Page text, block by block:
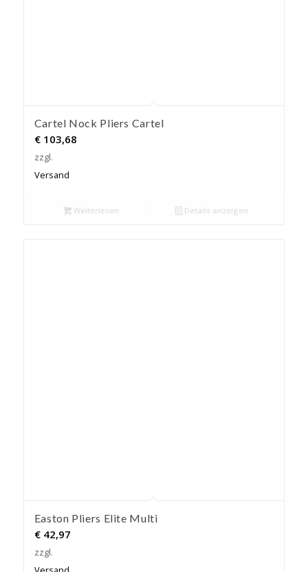
Cartel Nock Pliers Cartel
€103,68
zzgl.
Versand
Weiterlesen Details anzeigen
Easton Pliers Elite Multi
€42,97
zzgl.